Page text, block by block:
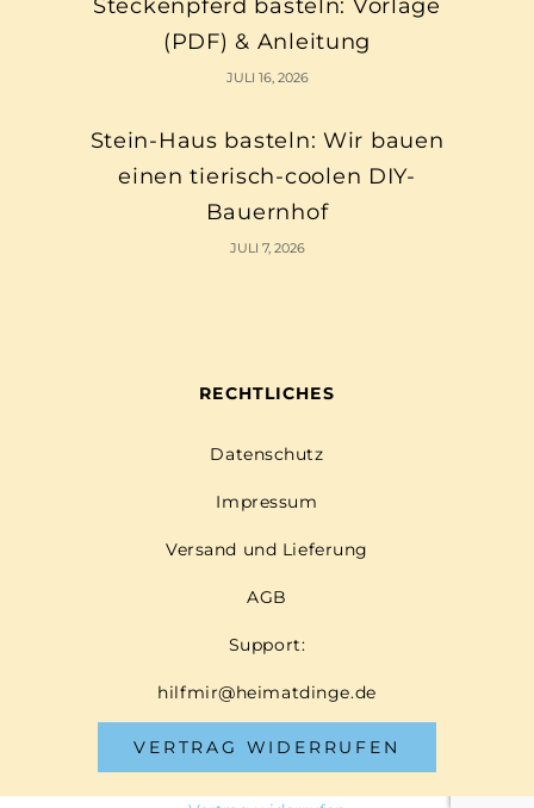
Steckenpferd basteln: Vorlage
(PDF) & Anleitung
JULI 16, 2026
Stein-Haus basteln: Wir bauen
einen tierisch-coolen DIY-
Bauernhof
JULI 7, 2026
RECHTLICHES
Datenschutz
Impressum
Versand und Lieferung
AGB
Support:
hilfmir@heimatdinge.de
VERTRAG WIDERRUFEN